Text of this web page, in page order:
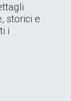
storici e
i